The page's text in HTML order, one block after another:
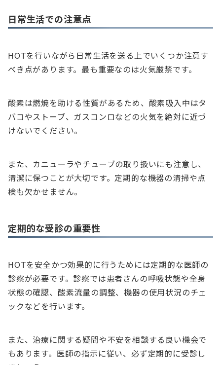
日常生活での注意点
HOTを行いながら日常生活を送る上でいくつか注意す
べき点があります。最も重要なのは火気厳禁です。
酸素は燃焼を助ける性質があるため、酸素吸入中はタ
バコやストーブ、ガスコンロなどの火気を絶対に近づ
けないでください。
また、カニューラやチューブの取り扱いにも注意し、
清潔に保つことが大切です。定期的な機器の清掃や点
検も欠かせません。
定期的な受診の重要性
HOTを安全かつ効果的に行うためには定期的な医師の
診察が必要です。診察では患者さんの呼吸状態や全身
状態の確認、酸素流量の調整、機器の使用状況のチェ
ックなどを行います。
また、治療に関する疑問や不安を相談する良い機会で
もあります。医師の指示に従い、必ず定期的に受診し